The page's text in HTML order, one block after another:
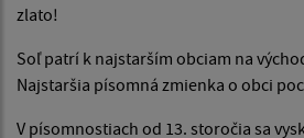
zlato!
Soľ patrí k najstarším obciam na
Najstaršia písomná zmienka o obci
V písomnostiach od 13. storočia sa